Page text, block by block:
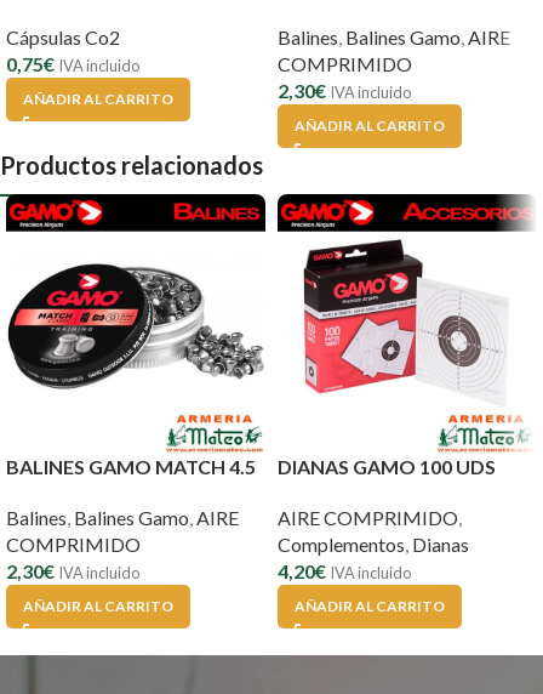
Cápsulas Co2
0,75€ IVA incluido
AÑADIR AL CARRITO
Balines, Balines Gamo,AIRE
COMPRIMIDO
2,30€ IVA incluido
AÑADIR AL CARRITO
Productos relacionados
BALINES GAMO MATCH 4.5
Balines, Balines Gamo,AIRE
COMPRIMIDO
2,30€ IVA incluido
AÑADIR AL CARRITO
DIANAS GAMO 100 UDS
AIRE COMPRIMIDO,
Complementos, Dianas
4,20€ IVA incluido
AÑADIR AL CARRITO